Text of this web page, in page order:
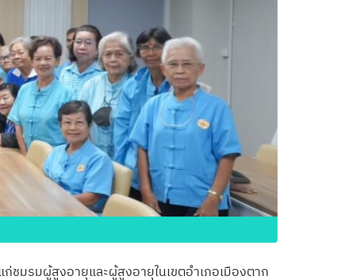
มรมผู้สูงอายุและผู้สูงอายุในเขตอำเภอเมืองตาก